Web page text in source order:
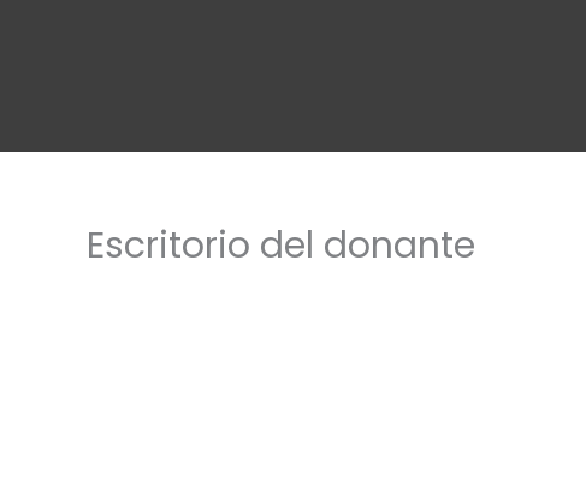
Escritorio del donante